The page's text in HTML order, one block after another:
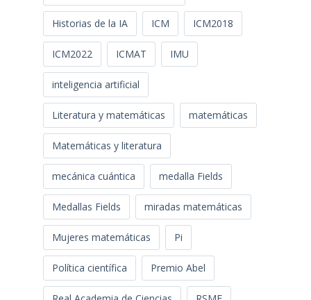
Historias de la IA ICM ICM2018
ICM2022 ICMAT IMU
inteligencia artificial
Literatura y matemáticas matemáticas
Matemáticas y literatura
mecánica cuántica medalla Fields
Medallas Fields miradas matemáticas
Mujeres matemáticas Pi
Política científica Premio Abel